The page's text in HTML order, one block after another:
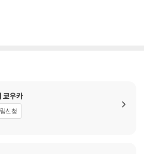
쿄우카
신청